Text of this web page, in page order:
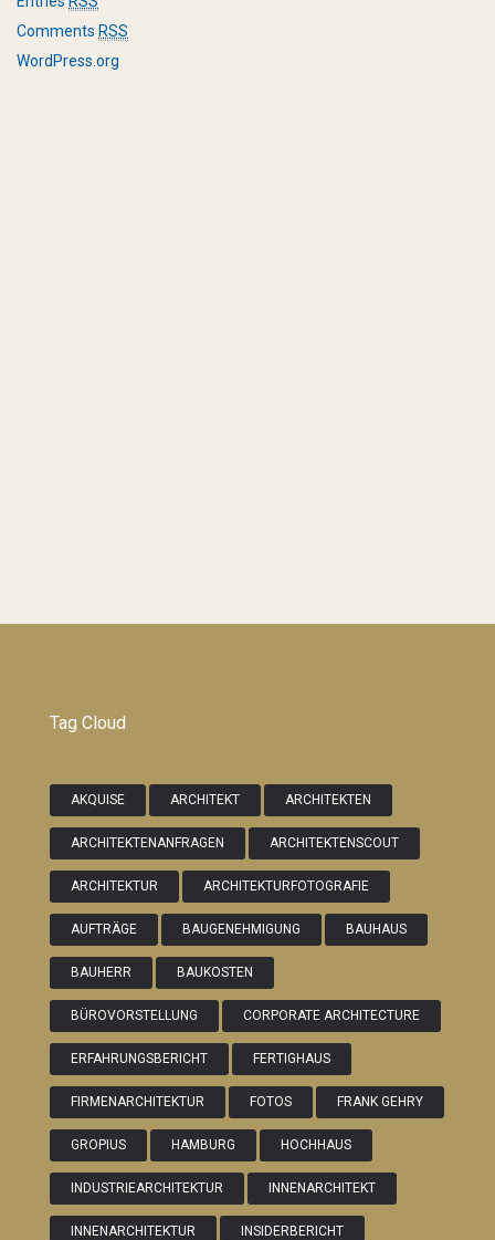
Comments RSS
WordPress.org
Tag Cloud
AKQUISE ARCHITEKT ARCHITEKTEN
ARCHITEKTENANFRAGEN ARCHITEKTENSCOUT
ARCHITEKTUR ARCHITEKTURFOTOGRAFIE
AUFTRÄGE BAUGENEHMIGUNG BAUHAUS
BAUHERR BAUKOSTEN
BÜROVORSTELLUNG CORPORATE ARCHITECTURE
ERFAHRUNGSBERICHT FERTIGHAUS
FIRMENARCHITEKTUR FOTOS FRANK GEHRY
GROPIUS HAMBURG HOCHHAUS
INDUSTRIEARCHITEKTUR INNENARCHITEKT
INNENARCHITEKTUR INSIDERBERICHT